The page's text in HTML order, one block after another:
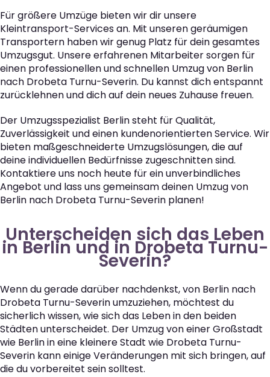
Für größere Umzüge bieten wir dir unsere
Kleintransport-Services an. Mit unseren geräumigen
Transportern haben wir genug Platz für dein gesamtes
Umzugsgut. Unsere erfahrenen Mitarbeiter sorgen für
einen professionellen und schnellen Umzug von Berlin
nach Drobeta Turnu-Severin. Du kannst dich entspannt
zurücklehnen und dich auf dein neues Zuhause freuen.
Der Umzugsspezialist Berlin steht für Qualität,
Zuverlässigkeit und einen kundenorientierten Service. Wir
bieten maßgeschneiderte Umzugslösungen, die auf
deine individuellen Bedürfnisse zugeschnitten sind.
Kontaktiere uns noch heute für ein unverbindliches
Angebot und lass uns gemeinsam deinen Umzug von
Berlin nach Drobeta Turnu-Severin planen!
Unterscheiden sich das Leben
in Berlin und in Drobeta Turnu-
Severin?
Wenn du gerade darüber nachdenkst, von Berlin nach
Drobeta Turnu-Severin umzuziehen, möchtest du
sicherlich wissen, wie sich das Leben in den beiden
Städten unterscheidet. Der Umzug von einer Großstadt
wie Berlin in eine kleinere Stadt wie Drobeta Turnu-
Severin kann einige Veränderungen mit sich bringen, auf
die du vorbereitet sein solltest.